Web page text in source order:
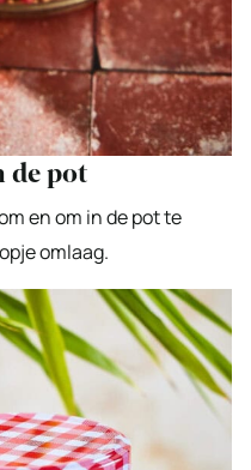
de pot
en om in de pot te
omlaag.